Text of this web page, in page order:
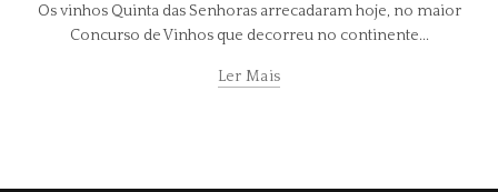
Os vinhos Quinta das Senhoras arrecadaram hoje, no maior
Concurso de Vinhos que decorreu no continente...
Ler Mais